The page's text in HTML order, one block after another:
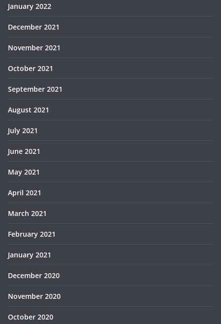
January 2022
December 2021
November 2021
October 2021
September 2021
August 2021
July 2021
June 2021
May 2021
April 2021
March 2021
February 2021
January 2021
December 2020
November 2020
October 2020